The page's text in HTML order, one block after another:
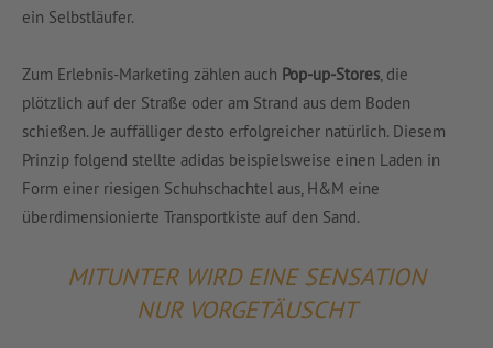
ein Selbstläufer.
Zum Erlebnis-Marketing zählen auch Pop-up-Stores , die
plötzlich auf der Straße oder am Strand aus dem Boden
schießen. Je auffälliger desto erfolgreicher natürlich. Diesem
Prinzip folgend stellte adidas beispielsweise einen Laden in
Form einer riesigen Schuhschachtel aus, H&M eine
überdimensionierte Transportkiste auf den Sand.
MITUNTER WIRD EINE SENSATION
NUR VORGETÄUSCHT